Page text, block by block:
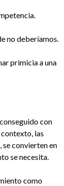
no deberíamos.
primicia a una
con
las
se convierten en
se necesita.
como